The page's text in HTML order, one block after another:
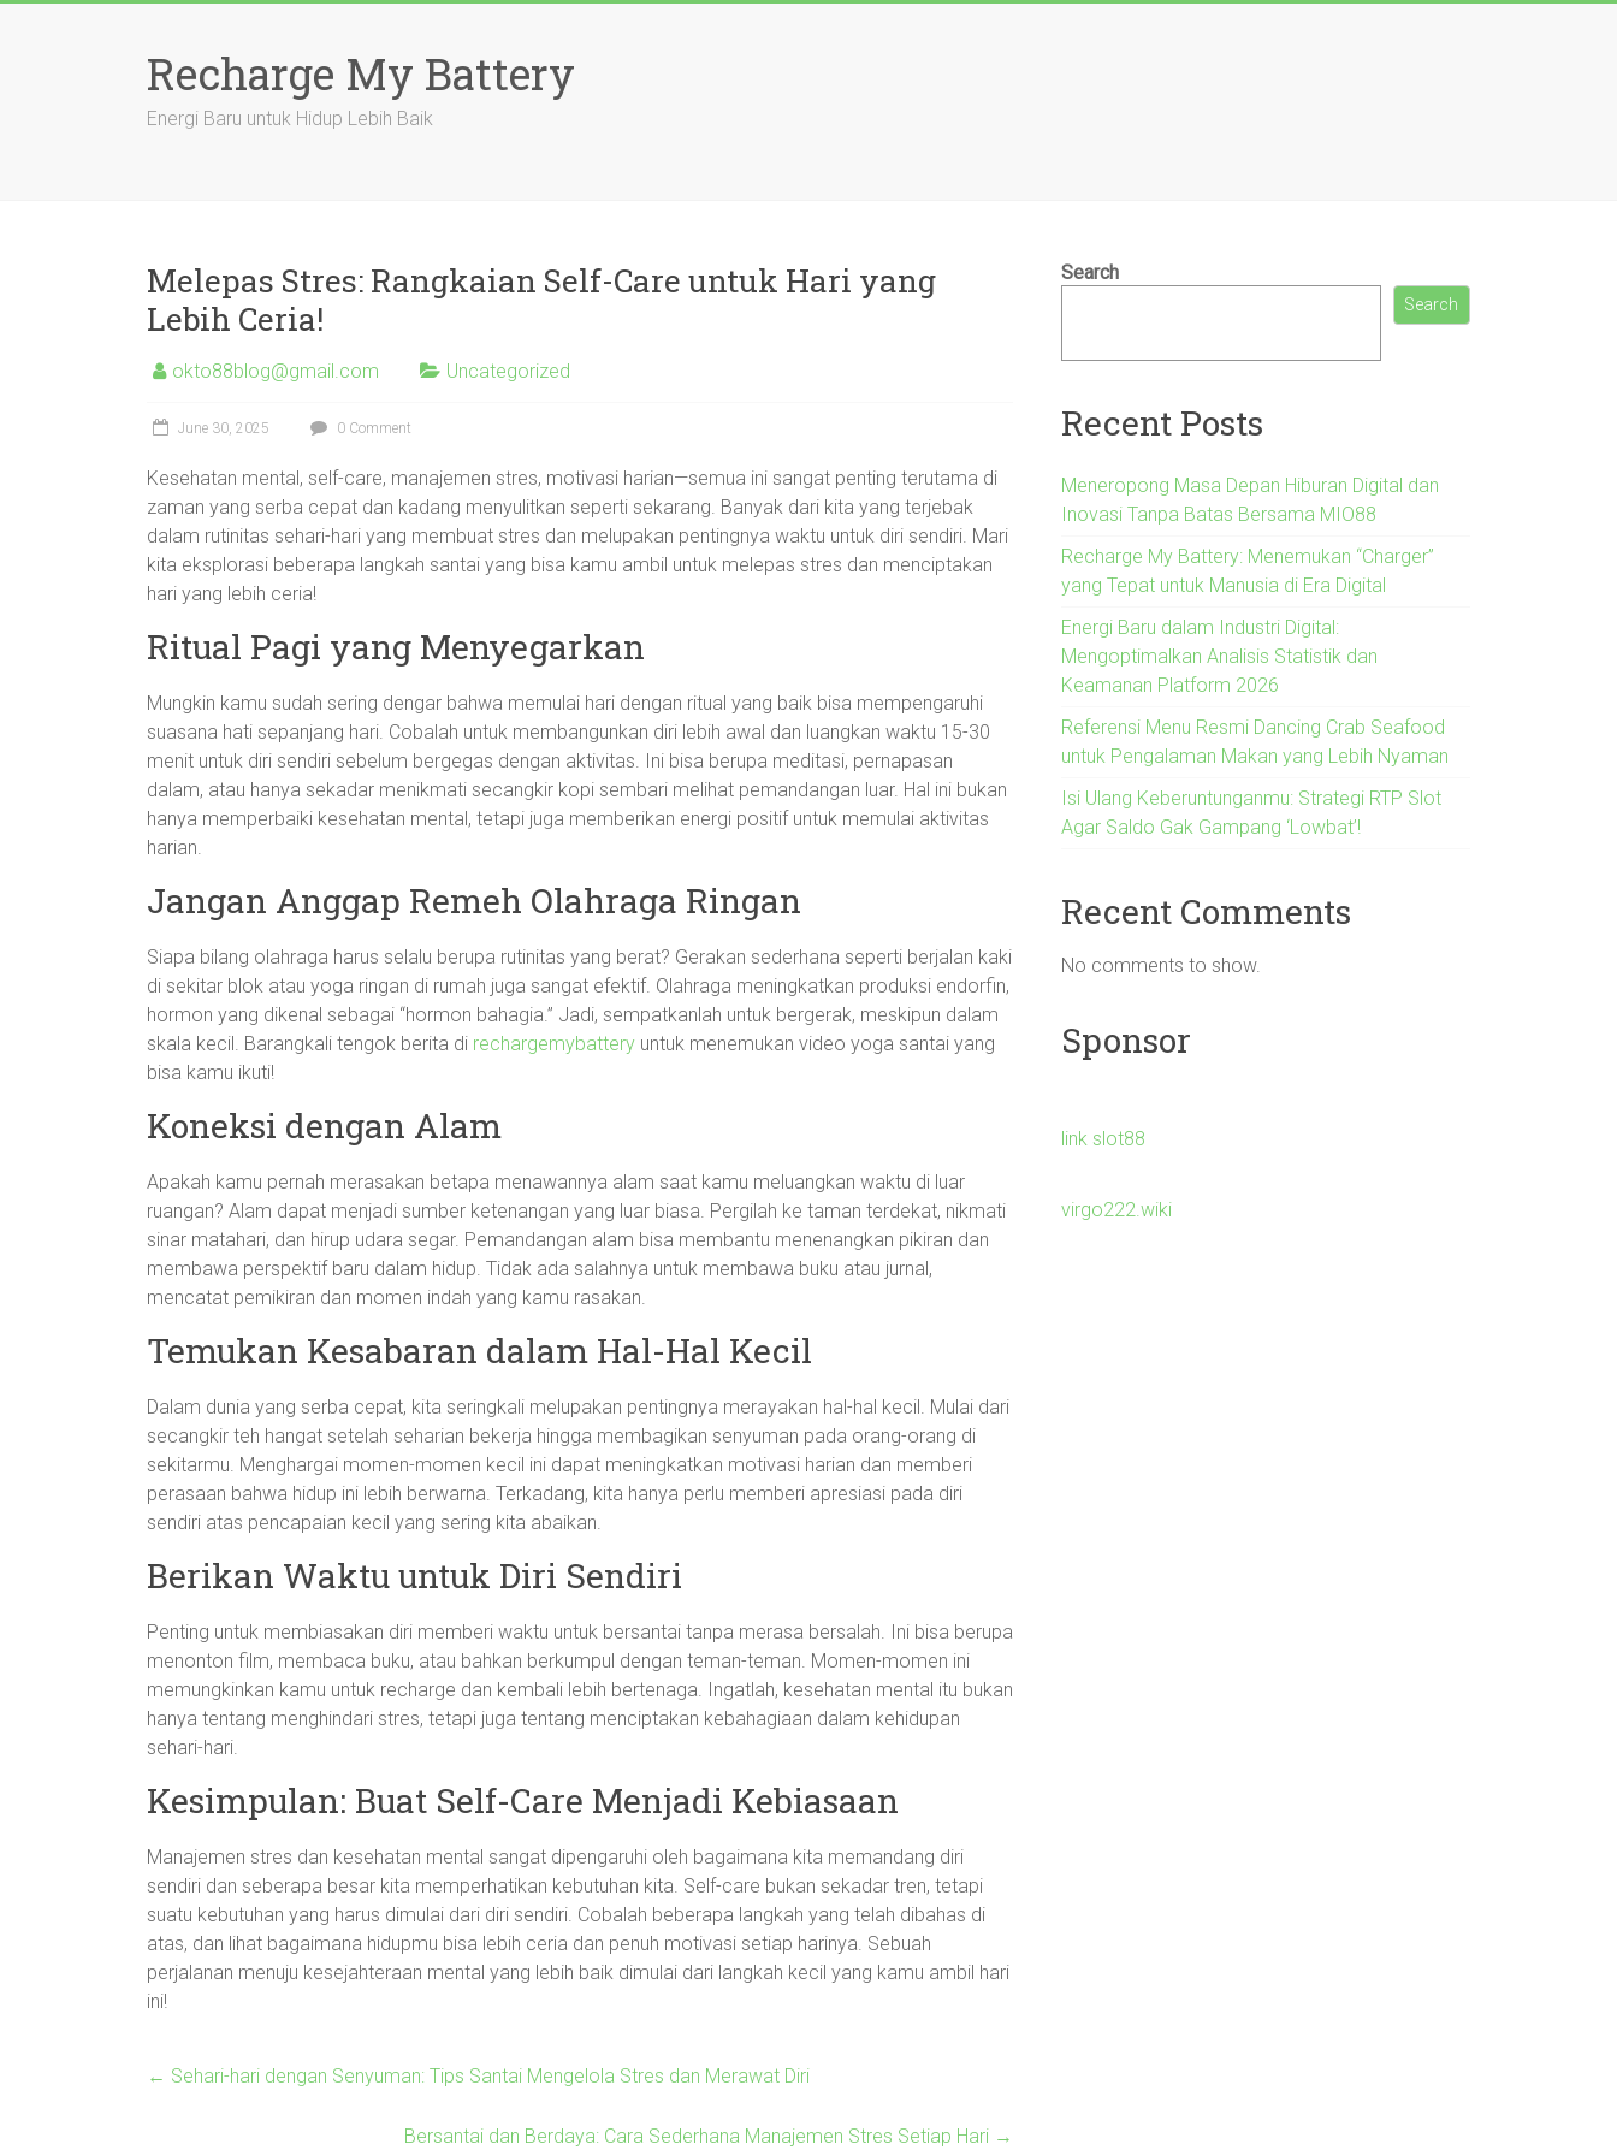
Recharge My Battery
Energi Baru untuk Hidup Lebih Baik
Melepas Stres: Rangkaian Self-Care untuk Hari yang
Lebih Ceria!
okto88blog@gmail.com Uncategorized
June 30, 2025 0 Comment
Kesehatan mental, self-care, manajemen stres, motivasi harian—semua ini sangat penting terutama di
zaman yang serba cepat dan kadang menyulitkan seperti sekarang. Banyak dari kita yang terjebak
dalam rutinitas sehari-hari yang membuat stres dan melupakan pentingnya waktu untuk diri sendiri. Mari
kita eksplorasi beberapa langkah santai yang bisa kamu ambil untuk melepas stres dan menciptakan
hari yang lebih ceria!
Ritual Pagi yang Menyegarkan
Mungkin kamu sudah sering dengar bahwa memulai hari dengan ritual yang baik bisa mempengaruhi
suasana hati sepanjang hari. Cobalah untuk membangunkan diri lebih awal dan luangkan waktu 15-30
menit untuk diri sendiri sebelum bergegas dengan aktivitas. Ini bisa berupa meditasi, pernapasan
dalam, atau hanya sekadar menikmati secangkir kopi sembari melihat pemandangan luar. Hal ini bukan
hanya memperbaiki kesehatan mental, tetapi juga memberikan energi positif untuk memulai aktivitas
harian.
Jangan Anggap Remeh Olahraga Ringan
Siapa bilang olahraga harus selalu berupa rutinitas yang berat? Gerakan sederhana seperti berjalan kaki
di sekitar blok atau yoga ringan di rumah juga sangat efektif. Olahraga meningkatkan produksi endorfin,
hormon yang dikenal sebagai “hormon bahagia.” Jadi, sempatkanlah untuk bergerak, meskipun dalam
skala kecil. Barangkali tengok berita di rechargemybattery untuk menemukan video yoga santai yang
bisa kamu ikuti!
Koneksi dengan Alam
Apakah kamu pernah merasakan betapa menawannya alam saat kamu meluangkan waktu di luar
ruangan? Alam dapat menjadi sumber ketenangan yang luar biasa. Pergilah ke taman terdekat, nikmati
sinar matahari, dan hirup udara segar. Pemandangan alam bisa membantu menenangkan pikiran dan
membawa perspektif baru dalam hidup. Tidak ada salahnya untuk membawa buku atau jurnal,
mencatat pemikiran dan momen indah yang kamu rasakan.
Temukan Kesabaran dalam Hal-Hal Kecil
Dalam dunia yang serba cepat, kita seringkali melupakan pentingnya merayakan hal-hal kecil. Mulai dari
secangkir teh hangat setelah seharian bekerja hingga membagikan senyuman pada orang-orang di
sekitarmu. Menghargai momen-momen kecil ini dapat meningkatkan motivasi harian dan memberi
perasaan bahwa hidup ini lebih berwarna. Terkadang, kita hanya perlu memberi apresiasi pada diri
sendiri atas pencapaian kecil yang sering kita abaikan.
Berikan Waktu untuk Diri Sendiri
Penting untuk membiasakan diri memberi waktu untuk bersantai tanpa merasa bersalah. Ini bisa berupa
menonton film, membaca buku, atau bahkan berkumpul dengan teman-teman. Momen-momen ini
memungkinkan kamu untuk recharge dan kembali lebih bertenaga. Ingatlah, kesehatan mental itu bukan
hanya tentang menghindari stres, tetapi juga tentang menciptakan kebahagiaan dalam kehidupan
sehari-hari.
Kesimpulan: Buat Self-Care Menjadi Kebiasaan
Manajemen stres dan kesehatan mental sangat dipengaruhi oleh bagaimana kita memandang diri
sendiri dan seberapa besar kita memperhatikan kebutuhan kita. Self-care bukan sekadar tren, tetapi
suatu kebutuhan yang harus dimulai dari diri sendiri. Cobalah beberapa langkah yang telah dibahas di
atas, dan lihat bagaimana hidupmu bisa lebih ceria dan penuh motivasi setiap harinya. Sebuah
perjalanan menuju kesejahteraan mental yang lebih baik dimulai dari langkah kecil yang kamu ambil hari
ini!
← Sehari-hari dengan Senyuman: Tips Santai Mengelola Stres dan Merawat Diri
Bersantai dan Berdaya: Cara Sederhana Manajemen Stres Setiap Hari →
Search
Search
Recent Posts
Meneropong Masa Depan Hiburan Digital dan
Inovasi Tanpa Batas Bersama MIO88
Recharge My Battery: Menemukan “Charger”
yang Tepat untuk Manusia di Era Digital
Energi Baru dalam Industri Digital:
Mengoptimalkan Analisis Statistik dan
Keamanan Platform 2026
Referensi Menu Resmi Dancing Crab Seafood
untuk Pengalaman Makan yang Lebih Nyaman
Isi Ulang Keberuntunganmu: Strategi RTP Slot
Agar Saldo Gak Gampang ‘Lowbat’!
Recent Comments
No comments to show.
Sponsor
link slot88
virgo222.wiki